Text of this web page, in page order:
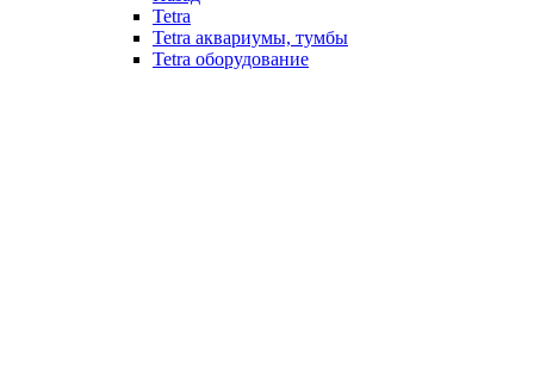
Tetra
Tetra аквариумы, тумбы
Tetra оборудование